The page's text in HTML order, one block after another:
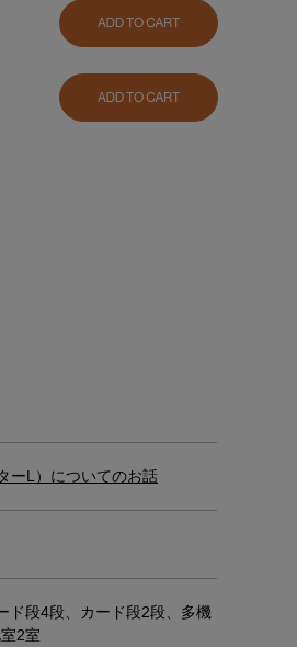
ーL）についてのお話
ド段4段、カード段2段、多機
2室